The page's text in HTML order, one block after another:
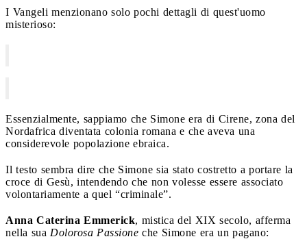
I Vangeli menzionano solo pochi dettagli di quest'uomo
misterioso:
Essenzialmente, sappiamo che Simone era di Cirene, zona del
Nordafrica diventata colonia romana e che aveva una
considerevole popolazione ebraica.
Il testo sembra dire che Simone sia stato costretto a portare la
croce di Gesù, intendendo che non volesse essere associato
volontariamente a quel “criminale”.
Anna Caterina Emmerick, mistica del XIX secolo, afferma
nella sua Dolorosa Passione che Simone era un pagano: